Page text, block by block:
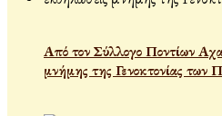
Από τον Σύλλογο Ποντίων
μνήμης της Γενοκτονίας των